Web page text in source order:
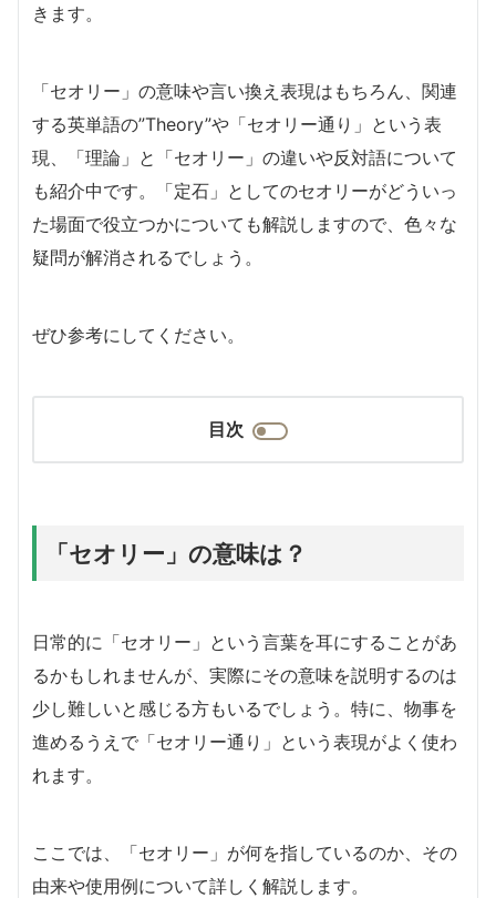
きます。
「セオリー」の意味や言い換え表現はもちろん、関連
する英単語の”Theory”や「セオリー通り」という表
現、「理論」と「セオリー」の違いや反対語について
も紹介中です。「定石」としてのセオリーがどういっ
た場面で役立つかについても解説しますので、色々な
疑問が解消されるでしょう。
ぜひ参考にしてください。
目次
「セオリー」の意味は？
日常的に「セオリー」という言葉を耳にすることがあ
るかもしれませんが、実際にその意味を説明するのは
少し難しいと感じる方もいるでしょう。特に、物事を
進めるうえで「セオリー通り」という表現がよく使わ
れます。
ここでは、「セオリー」が何を指しているのか、その
由来や使用例について詳しく解説します。